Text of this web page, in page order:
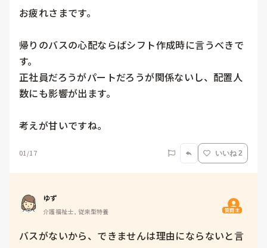
お疲れさまです。
帰りのバスの心配ならばシフト作成時に言うべきで
す。
正社員だろうがパートだろうが関係ないし、配置人
数にも影響が出ます。
考えが甘いですね。
01/17 いいね 2
ゆず
介護福祉士, 従来型特養 質問主
バスがないから、できませんは理由にならないと言